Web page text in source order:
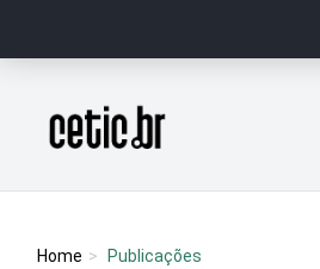
Página inicial
Home
Publicações